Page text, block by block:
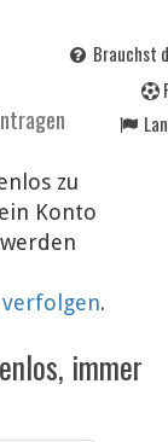
Brauchst
zu
Konto
verfolgen.
immer